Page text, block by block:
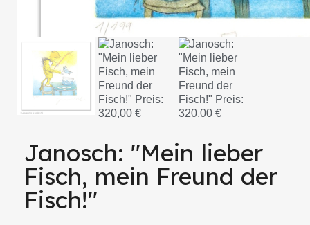
Janosch: "Mein lieber
Fisch, mein Freund der
Fisch!"